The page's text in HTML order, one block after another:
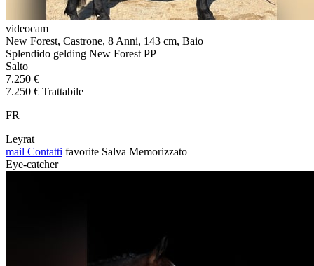
videocam
New Forest, Castrone, 8 Anni, 143 cm, Baio
Splendido gelding New Forest PP
Salto
7.250 €
7.250 € Trattabile
FR
Leyrat
mail Contatti favorite Salva Memorizzato
Eye-catcher